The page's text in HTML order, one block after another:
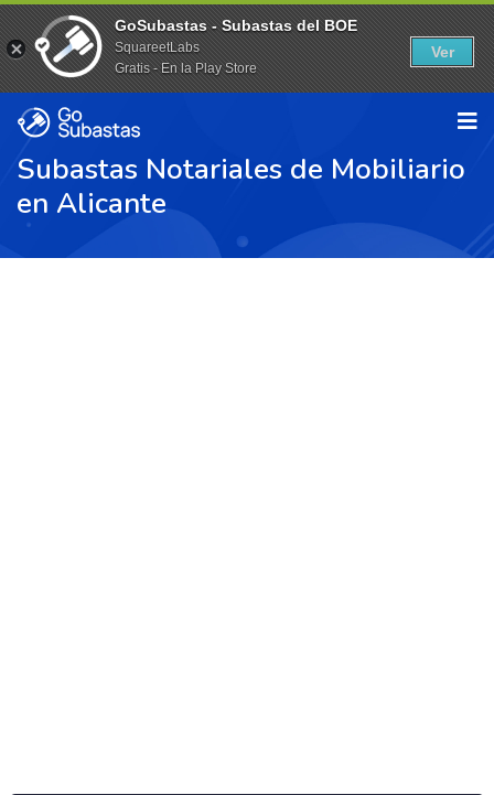
Subastas Notariales de Mobiliario
en Alicante
GoSubastas - Subastas del BOE
SquareetLabs
Gratis - En la Play Store
Ver